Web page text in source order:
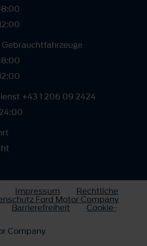
+43 1 206 09 2424
Impressum Rechtliche
Ford Motor Company
Barrierefreiheit Cookie-
Company